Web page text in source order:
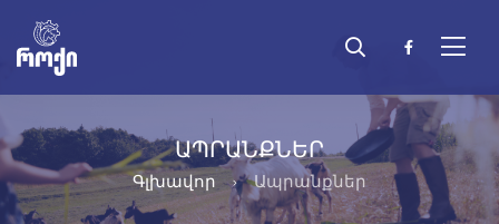
ԱՊՐԱՆՔՆԵՐ
Գլխավոր Ապրանքներ